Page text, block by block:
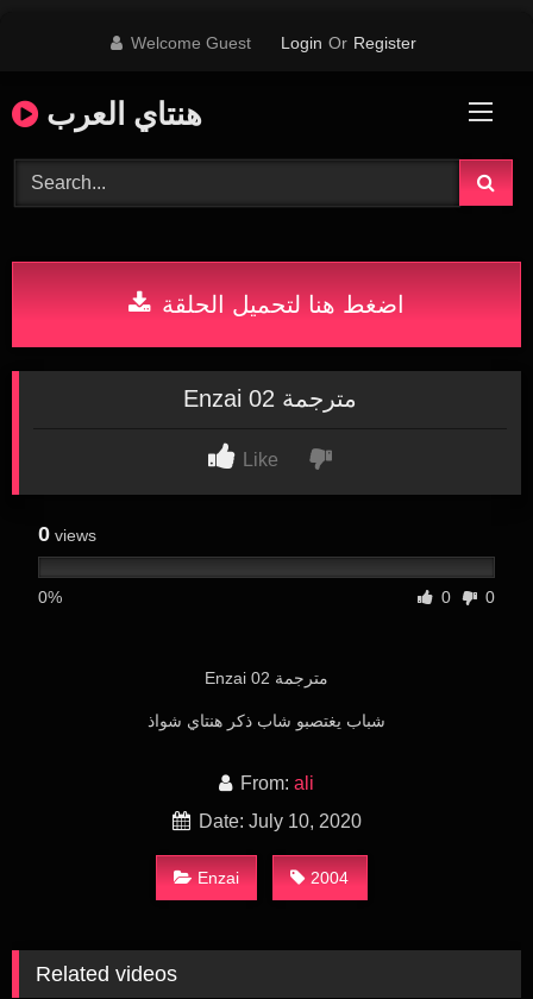
Welcome Guest Login Or Register
هنتاي العرب
اضغط هنا لتحميل الحلقة
Enzai 02 مترجمة
Like
0 views
0% 0 0
Enzai 02 مترجمة
شباب يغتصبو شاب ذكر هنتاي شواذ
From: ali
Date: July 10, 2020
Enzai 2004
Related videos